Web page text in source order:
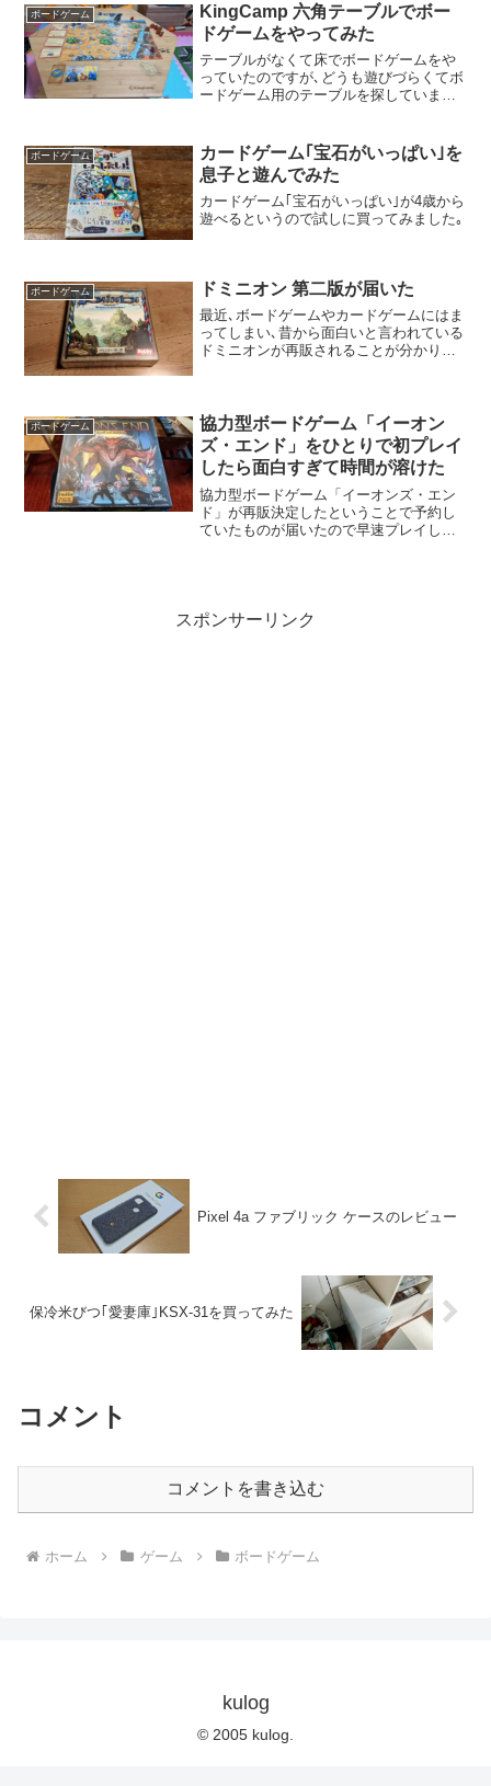
ボードゲーム
KingCamp 六角テーブルでボー
ドゲームをやってみた
テーブルがなくて床でボードゲームをや
っていたのですが､どうも遊びづらくてボ
ードゲーム用のテーブルを探していまし
ボードゲーム
カードゲーム｢宝石がいっぱい｣を
息子と遊んでみた
カードゲーム｢宝石がいっぱい｣が4歳から
遊べるというので試しに買ってみました｡
ボードゲーム ドミニオン 第二版が届いた
最近､ボードゲームやカードゲームにはま
ってしまい､昔から面白いと言われている
ドミニオンが再販されることが分かりな
ボードゲーム
協力型ボードゲーム「イーオン
ズ・エンド」をひとりで初プレイ
したら面白すぎて時間が溶けた
協力型ボードゲーム「イーオンズ・エン
ド」が再販決定したということで予約し
ていたものが届いたので早速プレイして
スポンサーリンク
Pixel 4a ファブリック ケースのレビュー
保冷米びつ｢愛妻庫｣KSX-31を買ってみた
コメント
コメントを書き込む
ホーム ゲーム ボードゲーム
kulog
© 2005 kulog.